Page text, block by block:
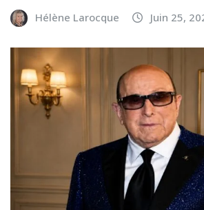
Hélène Larocque Juin 25,